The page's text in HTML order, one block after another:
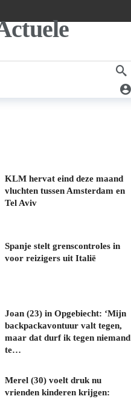
KLM hervat eind deze maand
vluchten tussen Amsterdam en
Tel Aviv
Spanje stelt grenscontroles in
voor reizigers uit Italië
Joan (23) in Opgebiecht: ‘Mijn
backpackavontuur valt tegen,
maar dat durf ik tegen niemand
te…
Merel (30) voelt druk nu
vrienden kinderen krijgen: